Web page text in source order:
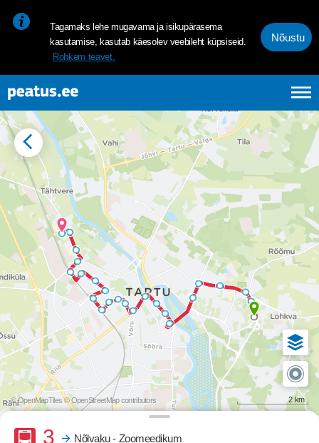
Tagamaks lehe mugavama ja isikupärasema
kasutamise, kasutab käesolev veebileht küpsiseid.
Rohkem teavet.
Nõustu
© OpenMapTiles © OpenStreetMap contributors 2 km
Buss
3 Nõlvaku - Zoomeedikum